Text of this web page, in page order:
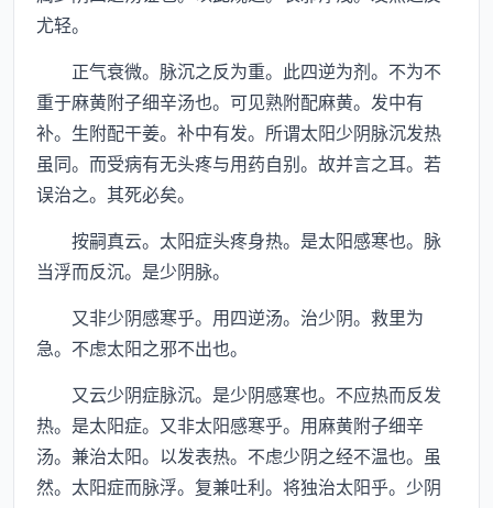
尤轻。
正气衰微。脉沉之反为重。此四逆为剂。不为不
重于麻黄附子细辛汤也。可见熟附配麻黄。发中有
补。生附配干姜。补中有发。所谓太阳少阴脉沉发热
虽同。而受病有无头疼与用药自别。故并言之耳。若
误治之。其死必矣。
按嗣真云。太阳症头疼身热。是太阳感寒也。脉
当浮而反沉。是少阴脉。
又非少阴感寒乎。用四逆汤。治少阴。救里为
急。不虑太阳之邪不出也。
又云少阴症脉沉。是少阴感寒也。不应热而反发
热。是太阳症。又非太阳感寒乎。用麻黄附子细辛
汤。兼治太阳。以发表热。不虑少阴之经不温也。虽
然。太阳症而脉浮。复兼吐利。将独治太阳乎。少阴